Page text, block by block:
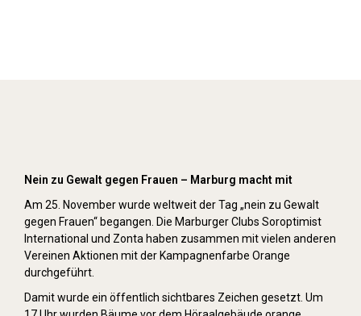
Nein zu Gewalt gegen Frauen – Marburg macht mit
Am 25. November wurde weltweit der Tag „nein zu Gewalt
gegen Frauen“ begangen. Die Marburger Clubs Soroptimist
International und Zonta haben zusammen mit vielen anderen
Vereinen Aktionen mit der Kampagnenfarbe Orange
durchgeführt.
Damit wurde ein öffentlich sichtbares Zeichen gesetzt. Um